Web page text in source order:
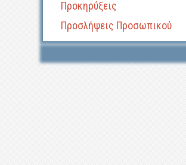
Προκηρύξεις
Προσλήψεις Προσωπικού